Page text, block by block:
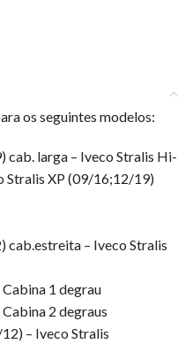
os seguintes modelos:
larga – Iveco Stralis Hi-
Stralis XP (09/16;12/19)
cab.estreita – Iveco Stralis
1 degrau
2 degraus
– Iveco Stralis